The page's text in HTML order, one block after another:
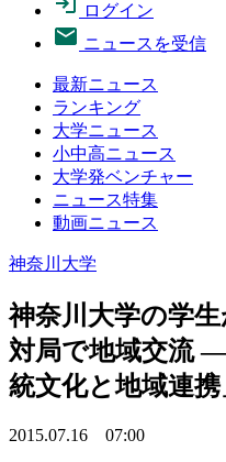
ログイン
ニュースを受信
最新ニュース
ランキング
大学ニュース
小中高ニュース
大学発ベンチャー
ニュース特集
動画ニュース
神奈川大学
神奈川大学の学
対局で地域交流
統文化と地域連
2015.07.16 07:00